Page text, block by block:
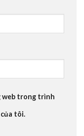
web trong trình
tôi.